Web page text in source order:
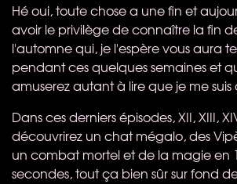
Hé oui, toute chose a une fin et
avoir le privilège de connaître la fin
l'automne qui, je l'espère vous aura
pendant ces quelques semaines et
amuserez autant à lire que je me
Dans ces derniers épisodes,XII,XIII,
découvrirez un chat mégalo, des
un combat mortel et de la magie en
secondes, tout ça bien sûr sur fond